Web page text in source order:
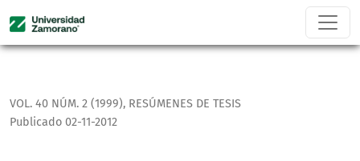
Evaluación del grano del frijol terciopelo
VOL. 40 NÚM. 2 (1999), RESÚMENES DE TESIS
Publicado 02-11-2012